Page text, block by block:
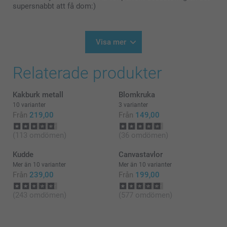
valt att beställa hos oss 😊
Varma hälsningar
supersnabbt att få dom:)
Visa mer
Relaterade produkter
Kakburk metall
10 varianter
Från 219,00
(113 omdömen)
Blomkruka
3 varianter
Från 149,00
(36 omdömen)
Kudde
Mer än 10 varianter
Från 239,00
(243 omdömen)
Canvastavlor
Mer än 10 varianter
Från 199,00
(577 omdömen)